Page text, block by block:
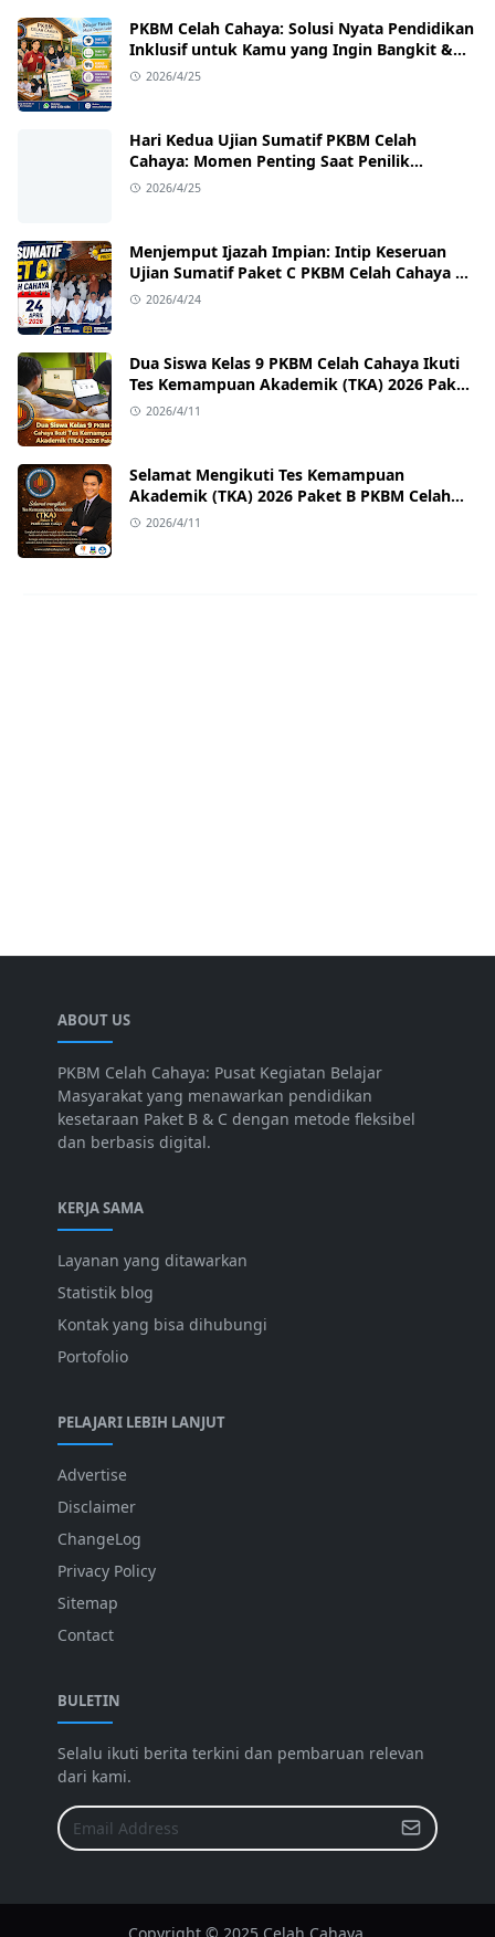
PKBM Celah Cahaya: Solusi Nyata Pendidikan
Inklusif untuk Kamu yang Ingin Bangkit &
Sukses
2026/4/25
Hari Kedua Ujian Sumatif PKBM Celah
Cahaya: Momen Penting Saat Penilik
Kecamatan Singajaya Turun Langsung!
2026/4/25
Menjemput Ijazah Impian: Intip Keseruan
Ujian Sumatif Paket C PKBM Celah Cahaya di
Sukawangi!
2026/4/24
Dua Siswa Kelas 9 PKBM Celah Cahaya Ikuti
Tes Kemampuan Akademik (TKA) 2026 Paket
B 2026/4/11
Selamat Mengikuti Tes Kemampuan
Akademik (TKA) 2026 Paket B PKBM Celah
Cahaya
2026/4/11
ABOUT US
PKBM Celah Cahaya: Pusat Kegiatan Belajar
Masyarakat yang menawarkan pendidikan
kesetaraan Paket B & C dengan metode fleksibel
dan berbasis digital.
KERJA SAMA
Layanan yang ditawarkan
Statistik blog
Kontak yang bisa dihubungi
Portofolio
PELAJARI LEBIH LANJUT
Advertise
Disclaimer
ChangeLog
Privacy Policy
Sitemap
Contact
BULETIN
Selalu ikuti berita terkini dan pembaruan relevan
dari kami.